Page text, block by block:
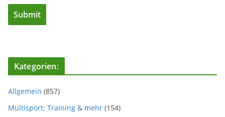
Kategorien:
Allgemein (857)
Multisport: Training & mehr (154)